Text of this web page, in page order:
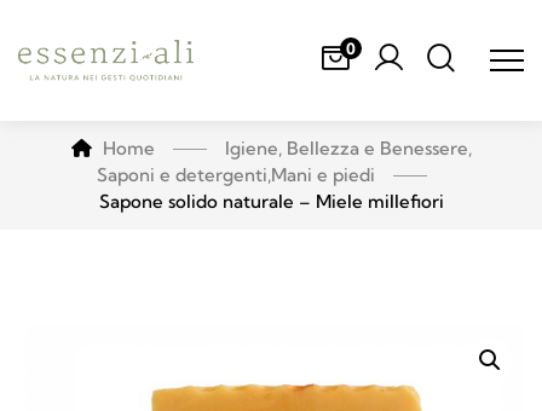
0
Home Igiene, Bellezza e Benessere,
Saponi e detergenti,Mani e piedi
Sapone solido naturale – Miele millefiori